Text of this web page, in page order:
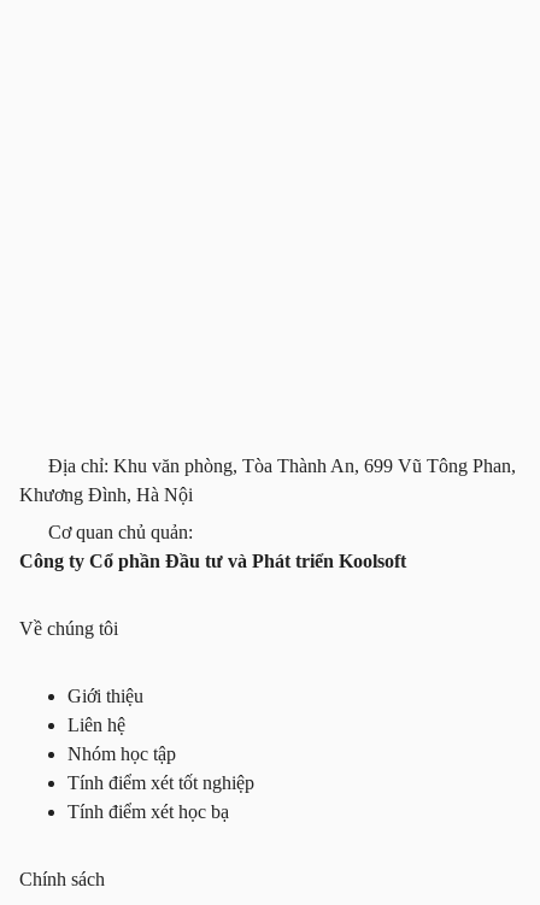
Địa chỉ: Khu văn phòng, Tòa Thành An, 699 Vũ Tông Phan,
Khương Đình, Hà Nội
Cơ quan chủ quản:
Công ty Cổ phần Đầu tư và Phát triển Koolsoft
Về chúng tôi
Giới thiệu
Liên hệ
Nhóm học tập
Tính điểm xét tốt nghiệp
Tính điểm xét học bạ
Chính sách